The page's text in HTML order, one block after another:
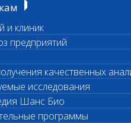
и клиник
предприятий
качественных
исследования
Шанс Био
программы